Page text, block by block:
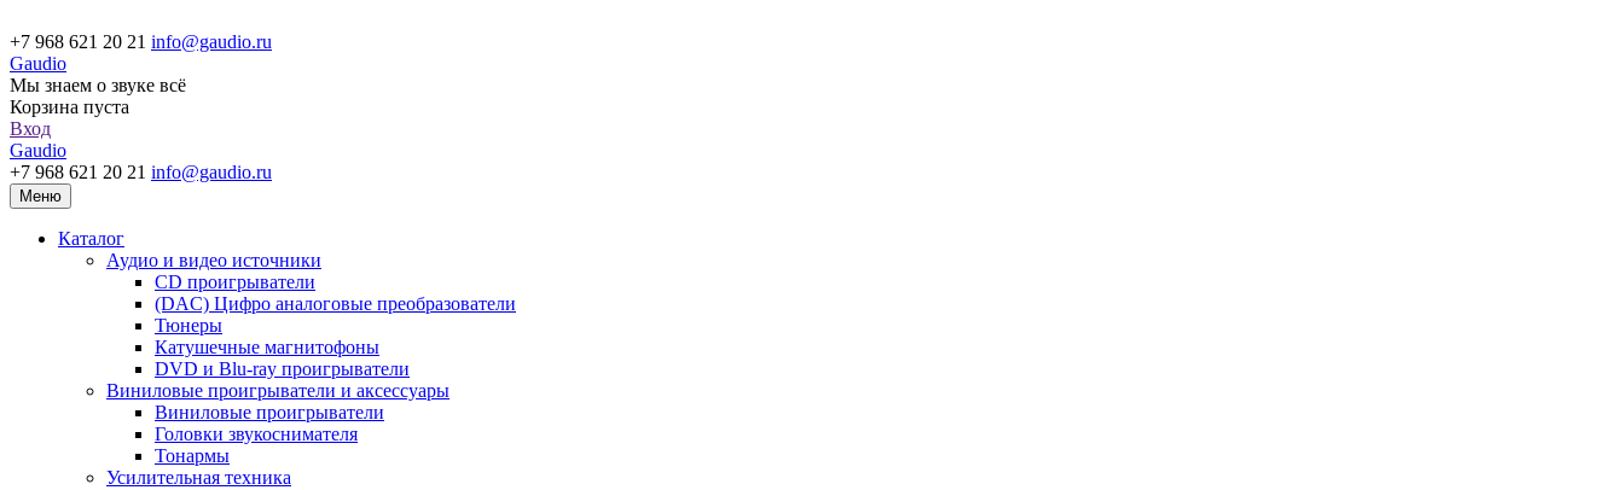
+7 968 621 20 21 info@gaudio.ru
Gaudio
Мы знаем о звуке всё
Корзина пуста
Вход
Gaudio
+7 968 621 20 21 info@gaudio.ru
Меню
Каталог
Аудио и видео источники
CD проигрыватели
(DAC) Цифро аналоговые преобразователи
Тюнеры
Катушечные магнитофоны
DVD и Blu-ray проигрыватели
Виниловые проигрыватели и аксессуары
Виниловые проигрыватели
Головки звукоснимателя
Тонармы
Усилительная техника